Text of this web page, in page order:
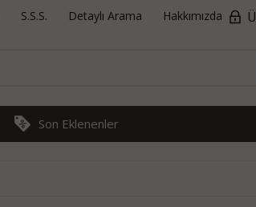
S.S.S. Detaylı Arama Hakkımızda
Son Eklenenler